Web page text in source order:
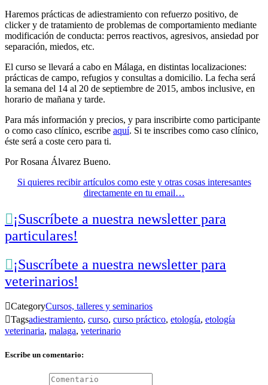
Haremos prácticas de adiestramiento con refuerzo positivo, de
clicker y de tratamiento de problemas de comportamiento mediante
modificación de conducta: perros reactivos, agresivos, ansiedad por
separación, miedos, etc.
El curso se llevará a cabo en Málaga, en distintas localizaciones:
prácticas de campo, refugios y consultas a domicilio. La fecha será
la semana del 14 al 20 de septiembre de 2015, ambos inclusive, en
horario de mañana y tarde.
Para más información y precios, y para inscribirte como participante
o como caso clínico, escribe aquí. Si te inscribes como caso clínico,
éste será a coste cero para ti.
Por Rosana Álvarez Bueno.
Si quieres recibir artículos como este y otras cosas interesantes
directamente en tu email…
¡Suscríbete a nuestra newsletter para
particulares!
¡Suscríbete a nuestra newsletter para
veterinarios!
CategoryCursos, talleres y seminarios
Tagsadiestramiento, curso, curso práctico, etología, etología
veterinaria, malaga, veterinario
Escribe un comentario: